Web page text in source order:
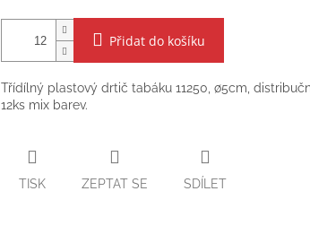
Přidat do košíku
Třídílný plastový drtič tabáku 11250, ∅5cm,
12ks mix barev.
TISK ZEPTAT SE SDÍLET